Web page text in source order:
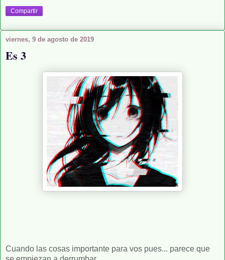
Compartir
viernes, 9 de agosto de 2019
Es 3
Cuando las cosas importante para vos pues... parece que